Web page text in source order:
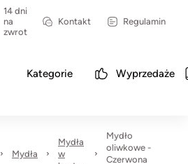
14 dni
na
zwrot
Kontakt Regulamin
Kategorie Wyprzedaże
Mydła
Mydła
w
Mydło
oliwkowe -
Czerwona